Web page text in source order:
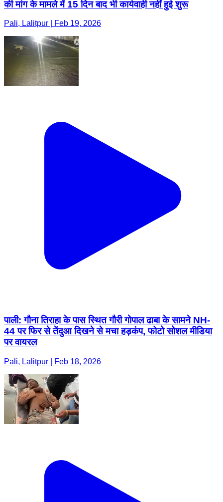
की मांग के मामले में 15 दिन बाद भी कार्यवाही नहीं हुई शुरू
Pali, Lalitpur | Feb 19, 2026
पाली: गौना तिराहा के पास स्थित गौरी गोपाल ढाबा के सामने NH-
44 पर फिर से तेंदुआ दिखने से मचा हड़कंप, फोटो सोशल मीडिया
पर वायरल
Pali, Lalitpur | Feb 18, 2026